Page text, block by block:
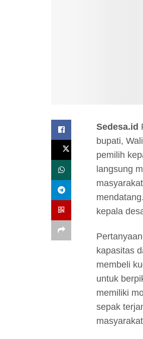
Sedesa.id
bupati,
pemilih
langsung
kepala
kapasitas
membeli
untuk
memiliki
sepak